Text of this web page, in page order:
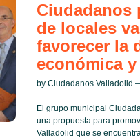
Ciudadanos
de locales
favorecer la
económica
by Ciudadanos Valladolid
El grupo municipal
una propuesta para
Valladolid que se